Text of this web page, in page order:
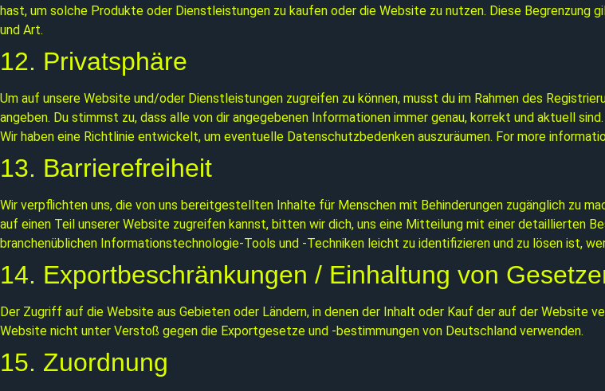
hast, um solche Produkte oder Dienstleistungen zu kaufen oder die Website zu nutzen. Diese Begrenzung
und Art.
12. Privatsphäre
Um auf unsere Website und/oder Dienstleistungen zugreifen zu können, musst du im Rahmen des
angeben. Du stimmst zu, dass alle von dir angegebenen Informationen immer genau, korrekt und aktuell sind.
Wir haben eine Richtlinie entwickelt, um eventuelle Datenschutzbedenken auszuräumen. For more
13. Barrierefreiheit
Wir verpflichten uns, die von uns bereitgestellten Inhalte für Menschen mit Behinderungen zugänglich zu
auf einen Teil unserer Website zugreifen kannst, bitten wir dich, uns eine Mitteilung mit einer detaillierten
branchenüblichen Informationstechnologie-Tools und -Techniken leicht zu identifizieren und zu lösen ist,
14. Exportbeschränkungen / Einhaltung von
Der Zugriff auf die Website aus Gebieten oder Ländern, in denen der Inhalt oder Kauf der auf der
Website nicht unter Verstoß gegen die Exportgesetze und -bestimmungen von Deutschland verwenden.
15. Zuordnung